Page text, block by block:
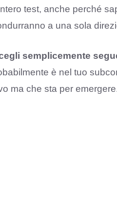
test, anche perché
a una sola
semplicemente
è nel tuo
ma che sta per